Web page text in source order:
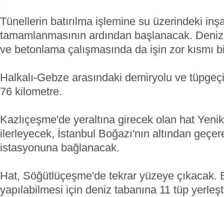
Tünellerin batırılma işlemine su üzerindeki
tamamlanmasının ardından başlanacak.
ve betonlama çalışmasında da işin zor kısmı
Halkalı-Gebze arasındaki demiryolu ve
76 kilometre.
Kazlıçeşme'de yeraltına girecek olan hat
ilerleyecek, İstanbul Boğazı'nın altından
istasyonuna bağlanacak.
Hat, Söğütlüçeşme'de tekrar yüzeye çıkacak.
yapılabilmesi için deniz tabanına 11 tüp